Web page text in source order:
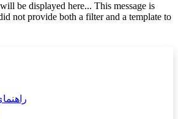
be displayed here... This message is
not provide both a filter and a template to